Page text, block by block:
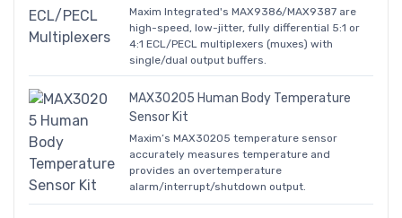
Maxim Integrated's MAX9386/MAX9387 are
high-speed, low-jitter, fully differential 5:1 or
4:1 ECL/PECL multiplexers (muxes) with
single/dual output buffers.
MAX30205 Human Body Temperature
Sensor Kit
Maxim’s MAX30205 temperature sensor
accurately measures temperature and
provides an overtemperature
alarm/interrupt/shutdown output.